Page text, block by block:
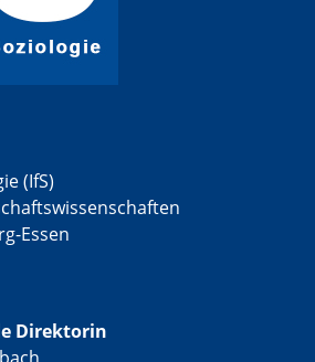
(IfS)
Essen
Direktorin